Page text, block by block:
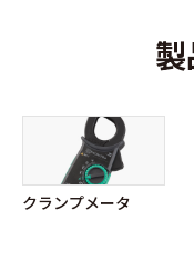
クランプメータ